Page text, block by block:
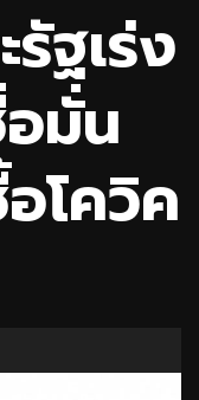
ฐเร่ง
มั่น
โควิค